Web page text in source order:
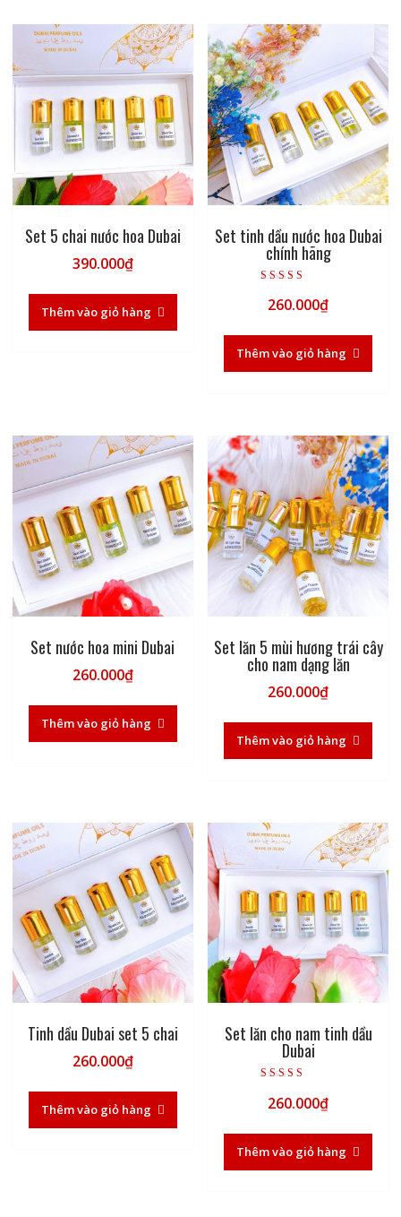
mới
nhất
Set 5 chai nước hoa Dubai
390.000₫
Thêm vào giỏ hàng
Set tinh dầu nước hoa Dubai
chính hãng
5.00
5 sao
260.000₫
Thêm vào giỏ hàng
Set nước hoa mini Dubai
260.000₫
Thêm vào giỏ hàng
Set lăn 5 mùi hương trái cây
cho nam dạng lăn
260.000₫
Thêm vào giỏ hàng
Tinh dầu Dubai set 5 chai
260.000₫
Thêm vào giỏ hàng
Set lăn cho nam tinh dầu
Dubai
5.00
5 sao
260.000₫
Thêm vào giỏ hàng